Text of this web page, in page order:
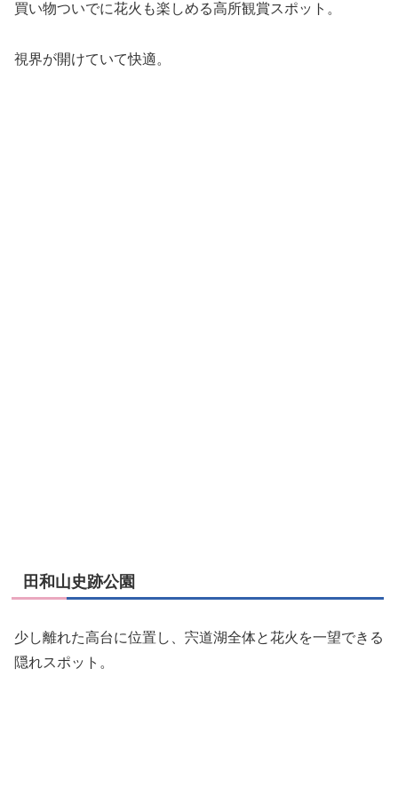
買い物ついでに花火も楽しめる高所観賞スポット。
視界が開けていて快適。
田和山史跡公園
少し離れた高台に位置し、宍道湖全体と花火を一望できる
隠れスポット。